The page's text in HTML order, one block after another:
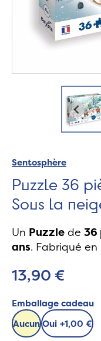
Sentosphère
Puzzle 36
Sous la
Un Puzzle de 36
ans. Fabriqué en
13,90 €
Emballage cadeau
AucunOui +1,00 €